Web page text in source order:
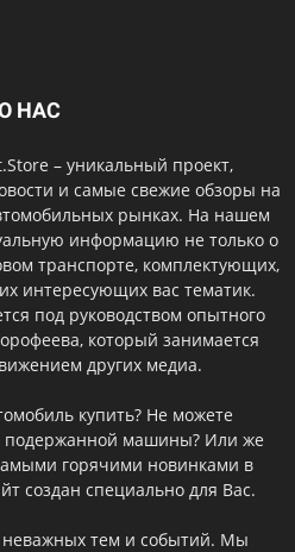
НАС
– уникальный проект,
и самые свежие обзоры на
рынках. На нашем
информацию не только о
транспорте, комплектующих,
интересующих вас тематик.
под руководством опытного
который занимается
других медиа.
купить? Не можете
подержанной машины? Или же
горячими новинками в
создан специально для Вас.
неважных тем и событий. Мы